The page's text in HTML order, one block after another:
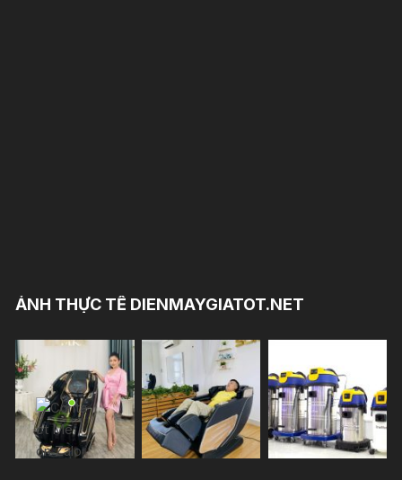
ẢNH THỰC TẾ DIENMAYGIATOT.NET